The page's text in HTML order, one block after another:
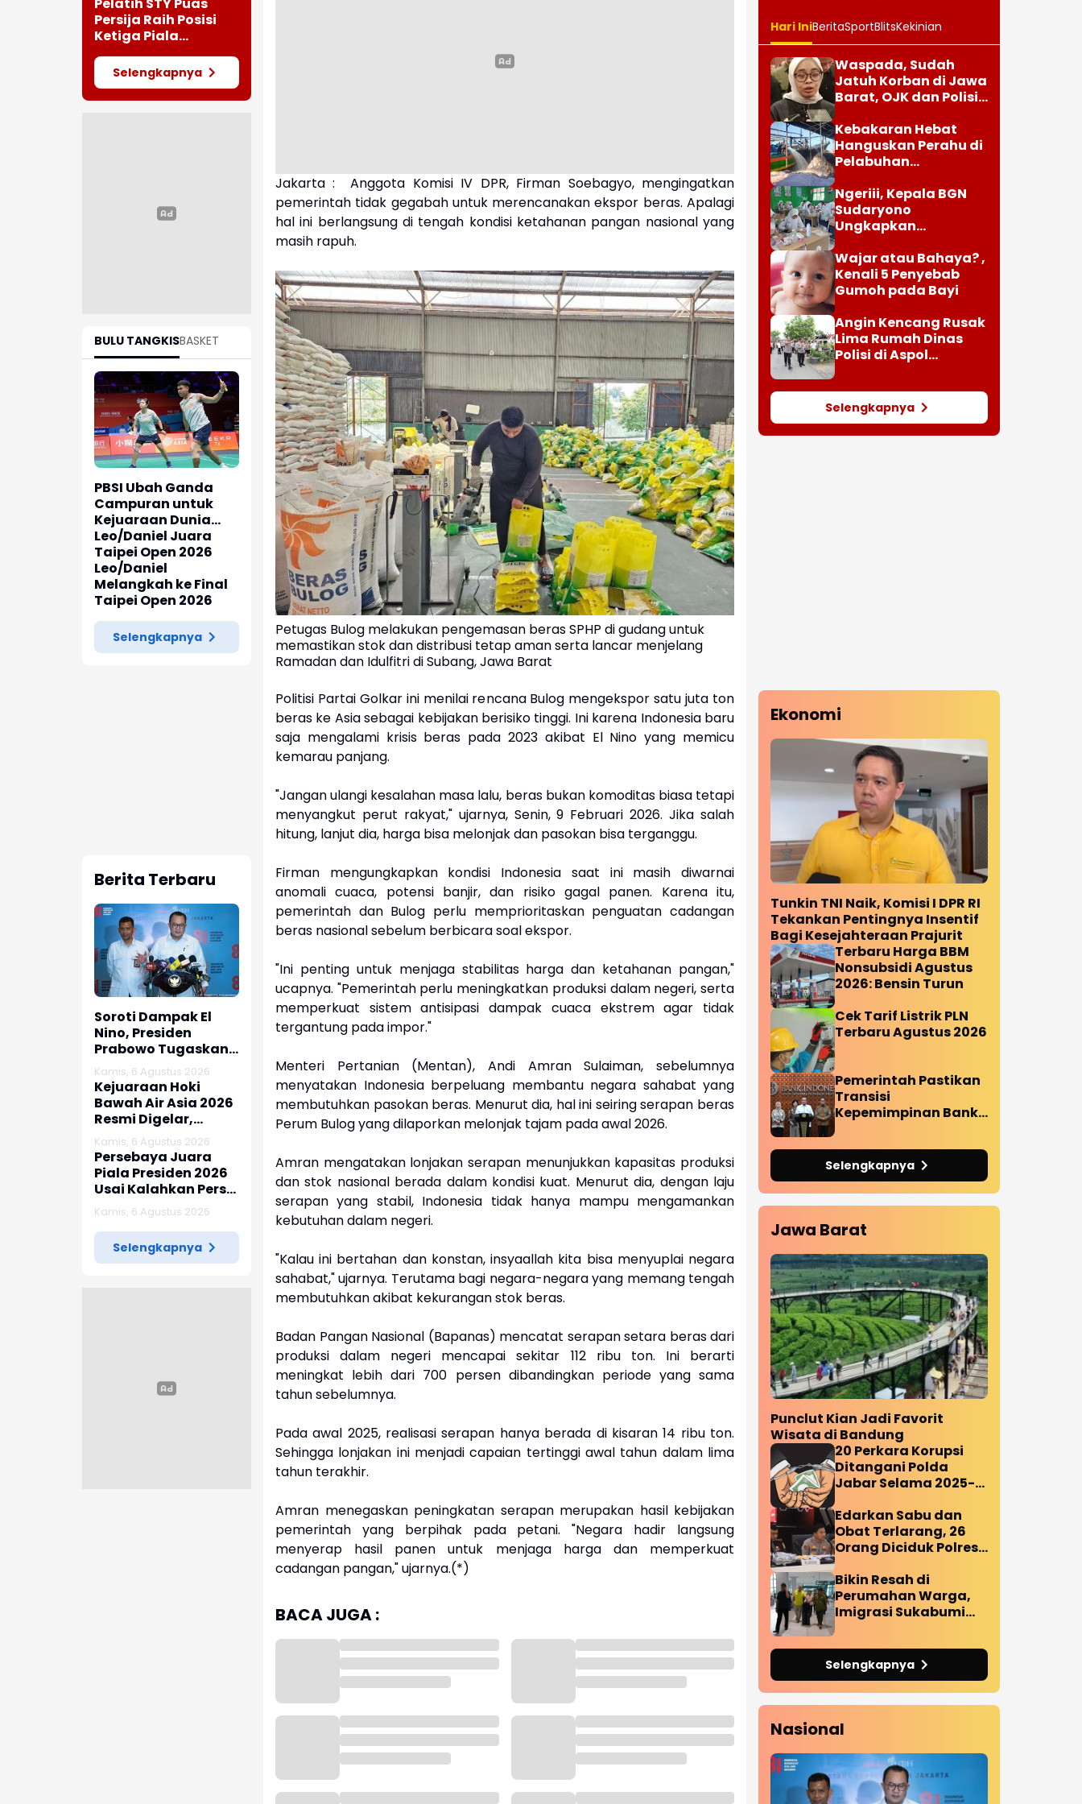
Piala Presiden 2026
Persija Raih Posisi
Ketiga Piala
Presiden 2026
Selengkapnya
BULU TANGKISBASKET
PBSI Ubah Ganda
Campuran untuk
Kejuaraan Dunia
2026
Leo/Daniel Juara
Taipei Open 2026
Leo/Daniel
Melangkah ke Final
Taipei Open 2026
Selengkapnya
Berita Terbaru
Soroti Dampak El
Nino, Presiden
Prabowo Tugaskan
BRIN Optimalkan
Riset Sumber Air
Kamis, 6 Agustus 2026
Kejuaraan Hoki
Bawah Air Asia 2026
Resmi Digelar,
Diikuti 276 Atlet dari
7 Negara
Kamis, 6 Agustus 2026
Persebaya Juara
Piala Presiden 2026
Usai Kalahkan Persib
Lewat Adu Penalti
Kamis, 6 Agustus 2026
Selengkapnya
Jakarta : Anggota Komisi IV DPR, Firman Soebagyo, mengingatkan
pemerintah tidak gegabah untuk merencanakan ekspor beras. Apalagi
hal ini berlangsung di tengah kondisi ketahanan pangan nasional yang
masih rapuh.
Petugas Bulog melakukan pengemasan beras SPHP di gudang untuk
memastikan stok dan distribusi tetap aman serta lancar menjelang
Ramadan dan Idulfitri di Subang, Jawa Barat
Politisi Partai Golkar ini menilai rencana Bulog mengekspor satu juta ton
beras ke Asia sebagai kebijakan berisiko tinggi. Ini karena Indonesia baru
saja mengalami krisis beras pada 2023 akibat El Nino yang memicu
kemarau panjang.
"Jangan ulangi kesalahan masa lalu, beras bukan komoditas biasa tetapi
menyangkut perut rakyat," ujarnya, Senin, 9 Februari 2026. Jika salah
hitung, lanjut dia, harga bisa melonjak dan pasokan bisa terganggu.
Firman mengungkapkan kondisi Indonesia saat ini masih diwarnai
anomali cuaca, potensi banjir, dan risiko gagal panen. Karena itu,
pemerintah dan Bulog perlu memprioritaskan penguatan cadangan
beras nasional sebelum berbicara soal ekspor.
"Ini penting untuk menjaga stabilitas harga dan ketahanan pangan,"
ucapnya. "Pemerintah perlu meningkatkan produksi dalam negeri, serta
memperkuat sistem antisipasi dampak cuaca ekstrem agar tidak
tergantung pada impor."
Menteri Pertanian (Mentan), Andi Amran Sulaiman, sebelumnya
menyatakan Indonesia berpeluang membantu negara sahabat yang
membutuhkan pasokan beras. Menurut dia, hal ini seiring serapan beras
Perum Bulog yang dilaporkan melonjak tajam pada awal 2026.
Amran mengatakan lonjakan serapan menunjukkan kapasitas produksi
dan stok nasional berada dalam kondisi kuat. Menurut dia, dengan laju
serapan yang stabil, Indonesia tidak hanya mampu mengamankan
kebutuhan dalam negeri.
"Kalau ini bertahan dan konstan, insyaallah kita bisa menyuplai negara
sahabat," ujarnya. Terutama bagi negara-negara yang memang tengah
membutuhkan akibat kekurangan stok beras.
Badan Pangan Nasional (Bapanas) mencatat serapan setara beras dari
produksi dalam negeri mencapai sekitar 112 ribu ton. Ini berarti
meningkat lebih dari 700 persen dibandingkan periode yang sama
tahun sebelumnya.
Pada awal 2025, realisasi serapan hanya berada di kisaran 14 ribu ton.
Sehingga lonjakan ini menjadi capaian tertinggi awal tahun dalam lima
tahun terakhir.
Amran menegaskan peningkatan serapan merupakan hasil kebijakan
pemerintah yang berpihak pada petani. "Negara hadir langsung
menyerap hasil panen untuk menjaga harga dan memperkuat
cadangan pangan," ujarnya.(*)
BACA JUGA :
Hari IniBeritaSportBlitsKekinian
Waspada, Sudah
Jatuh Korban di Jawa
Barat, OJK dan Polisi
Penipuan Modus Titip
Limit Paylater
Kebakaran Hebat
Hanguskan Perahu di
Pelabuhan
Indramayu
Ngeriii, Kepala BGN
Sudaryono
Ungkapkan
Juta Data Ganda
Siswa Penerima MBG
Wajar atau Bahaya? ,
Kenali 5 Penyebab
Gumoh pada Bayi
Angin Kencang Rusak
Lima Rumah Dinas
Polisi di Aspol
Selengkapnya
Ekonomi
Tunkin TNI Naik, Komisi I DPR RI
Tekankan Pentingnya Insentif
Bagi Kesejahteraan Prajurit
Terbaru Harga BBM
Nonsubsidi Agustus
2026: Bensin Turun
Cek Tarif Listrik PLN
Terbaru Agustus 2026
Pemerintah Pastikan
Transisi
Kepemimpinan Bank
Sesuai Ketentuan,
Stabilitas Ekonomi
Tetap Terjaga
Selengkapnya
Jawa Barat
Punclut Kian Jadi Favorit
Wisata di Bandung
20 Perkara Korupsi
Ditangani Polda
Jabar Selama 2025-
Edarkan Sabu dan
Obat Terlarang, 26
Orang Diciduk Polres
Bikin Resah di
Perumahan Warga,
Imigrasi Sukabumi
Amerikaa
Selengkapnya
Nasional